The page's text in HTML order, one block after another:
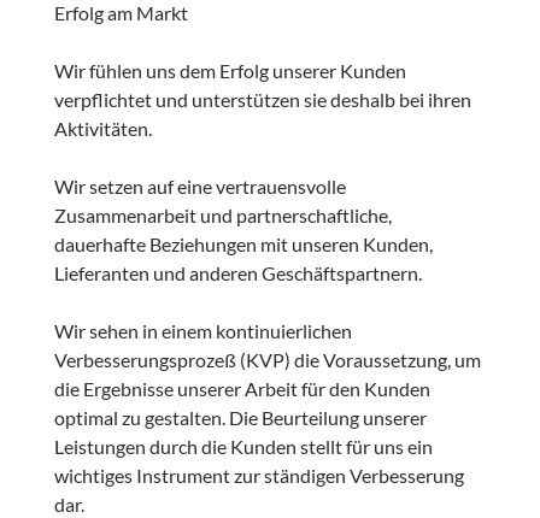
Erfolg am Markt
Wir fühlen uns dem Erfolg unserer Kunden
verpflichtet und unterstützen sie deshalb bei ihren
Aktivitäten.
Wir setzen auf eine vertrauensvolle
Zusammenarbeit und partnerschaftliche,
dauerhafte Beziehungen mit unseren Kunden,
Lieferanten und anderen Geschäftspartnern.
Wir sehen in einem kontinuierlichen
Verbesserungsprozeß (KVP) die Voraussetzung, um
die Ergebnisse unserer Arbeit für den Kunden
optimal zu gestalten. Die Beurteilung unserer
Leistungen durch die Kunden stellt für uns ein
wichtiges Instrument zur ständigen Verbesserung
dar.